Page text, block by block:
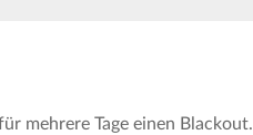
mehrere Tage einen Blackout.